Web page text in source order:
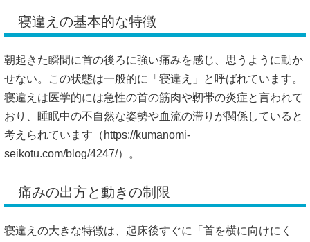
寝違えの基本的な特徴
朝起きた瞬間に首の後ろに強い痛みを感じ、思うように動か
せない。この状態は一般的に「寝違え」と呼ばれています。
寝違えは医学的には急性の首の筋肉や靭帯の炎症と言われて
おり、睡眠中の不自然な姿勢や血流の滞りが関係していると
考えられています（ https://kumanomi-
seikotu.com/blog/4247/）。
痛みの出方と動きの制限
寝違えの大きな特徴は、起床後すぐに「首を横に向けにく